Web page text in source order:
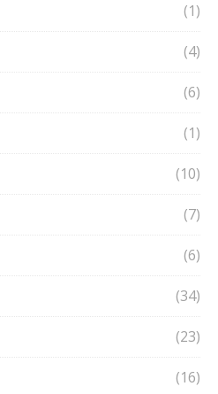
(1)
(4)
(6)
(1)
(10)
(7)
(6)
(34)
(23)
(16)